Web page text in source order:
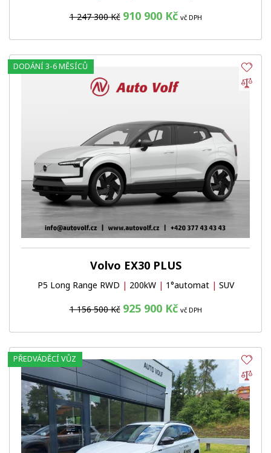
1 247 300 Kč 910 900 Kč vč DPH
Volvo EX30 PLUS
P5 Long Range RWD | 200kW | 1°automat | SUV
1 156 500 Kč 925 900 Kč vč DPH
DODÁNÍ 3-6 MĚSÍCŮ
PŘEDVÁDĚCÍ VŮZ